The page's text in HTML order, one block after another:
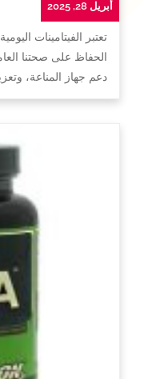
أبريل 28, 2025
تعتبر الفيتامينات
الحفاظ على صحتنا
دعم جهاز المناعة،